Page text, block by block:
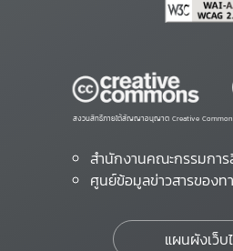
สงวนสิทธิ์ภายใต้สัญญาอนุญาต Creative
สำนักงานคณะกรรมกา
ศูนย์ข้อมูลข่าวสารของท
แผนผังเว็บ